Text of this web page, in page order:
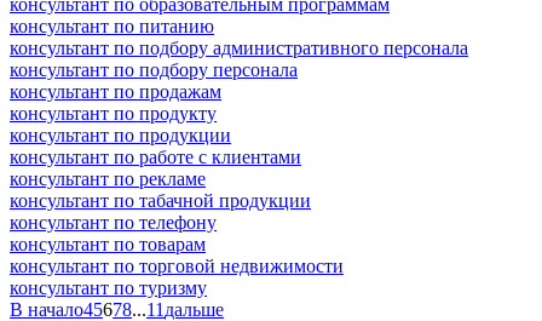
консультант по питанию
консультант по подбору административного персонала
консультант по подбору персонала
консультант по продажам
консультант по продукту
консультант по продукции
консультант по работе с клиентами
консультант по рекламе
консультант по табачной продукции
консультант по телефону
консультант по товарам
консультант по торговой недвижимости
консультант по туризму
В начало45678...11 дальше